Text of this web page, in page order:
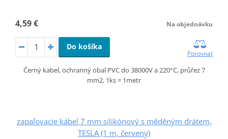
4,59 € Na objednávku
Do košíka
Porovnať
Černý kabel, ochranný obal PVC do 38000V a 220°C, průřez 7
mm2, 1ks = 1metr
zapaľovacie kábel 7 mm silikónový s měděným drátem,
TESLA (1 m, červený)